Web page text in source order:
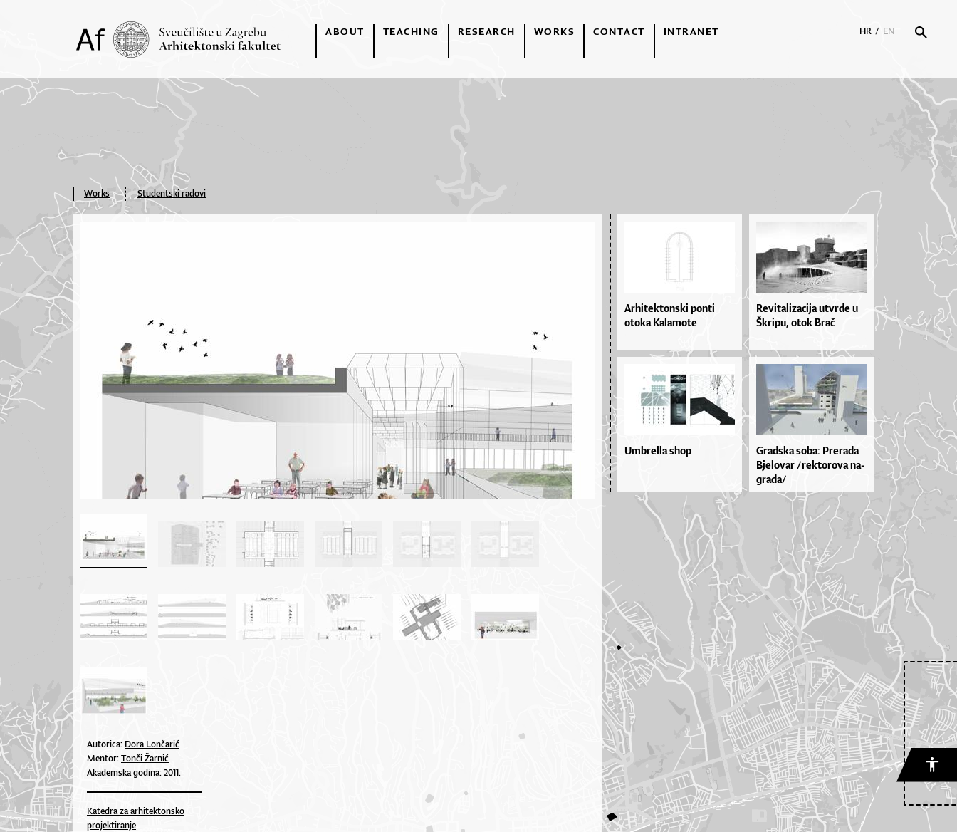
ABOUT TEACHING RESEARCH WORKS CONTACT INTRANET HR / EN
Works Studentski radovi
Autorica: Dora Lončarić
Mentor:Tonči Žarnić
Akademska godina: 2011.
Katedra za arhitektonsko
projektiranje
Arhitektonski ponti
otoka Kalamote
Re­vi­ta­li­za­ci­ja utvr­de u
Škri­pu, otok Brač
Umbrella shop
Grad­ska so­ba: Pre­ra­da
Bje­lo­var /rek­to­ro­va na­
gra­da/